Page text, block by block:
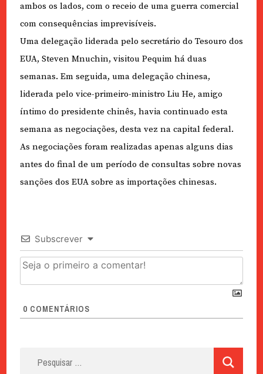
ambos os lados, com o receio de uma guerra comercial
com consequências imprevisíveis.
Uma delegação liderada pelo secretário do Tesouro dos
EUA, Steven Mnuchin, visitou Pequim há duas
semanas. Em seguida, uma delegação chinesa,
liderada pelo vice-primeiro-ministro Liu He, amigo
íntimo do presidente chinês, havia continuado esta
semana as negociações, desta vez na capital federal.
As negociações foram realizadas apenas alguns dias
antes do final de um período de consultas sobre novas
sanções dos EUA sobre as importações chinesas.
Subscrever
0 COMENTÁRIOS